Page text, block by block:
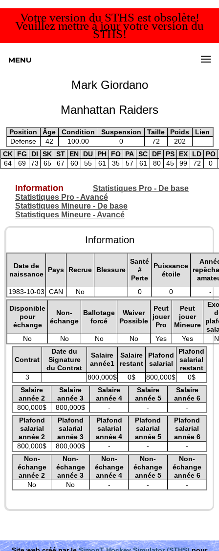
Votre version du STHS est obsolète!
Veuillez mettre à jour votre version du
STHS!
MENU
Mark Giordano
Manhattan Raiders
Position Âge Condition Suspension Taille Poids
Lien
Defense
42 100.00 0 72
202
CK
FG DI SK ST EN DU PH FO PA SC DF PS EX LD
PO
64
69 73 65 67 60 55 61 35 57 61 80 45 99 72 0
Information
Statistiques Pro - De base
Statistiques Pro - Avancé
Statistiques Mineure - De base
Statistiques Mineure - Avancé
Information
Date de
naissance
Pays Recrue Blessure
Santé
#
Perte
Puissance
étoile
1983-10-03
CAN No 0 0 -
Disponible
pour
échange
Non-
échange
Ballotage
forcé
Waiver
Possible
Peut
jouer
Pro
Peut
jouer
Mineure
No
No No No Yes Yes
Contrat
Date du
Signature
du Contrat
Salaire
année1
Salaire
restant
Plafond
salarial
Plafond
salarial
restant
3
800,000$ 0$ 800,000$
0$
Salaire
année 2
Salaire
année 3
Salaire
année 4
Salaire
année 5
Salaire
année 6
800,000$
800,000$ - -
-
Plafond
salarial
année 2
Plafond
salarial
année 3
Plafond
salarial
année 4
Plafond
salarial
année 5
Plafond
salarial
année 6
800,000$
800,000$ - -
-
Non-
échange
année 2
Non-
échange
année 3
Non-
échange
année 4
Non-
échange
année 5
Non-
échange
année 6
No
No - - -